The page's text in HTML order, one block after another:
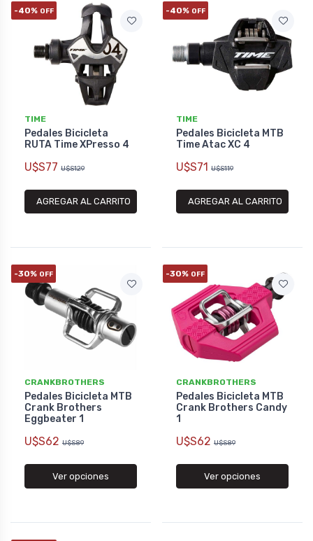
-40% OFF
TIME
Pedales Bicicleta
RUTA Time XPresso 4
U$S77 U$S129
AGREGAR AL CARRITO
-40% OFF
TIME
Pedales Bicicleta MTB
Time Atac XC 4
U$S71 U$S119
AGREGAR AL CARRITO
-30% OFF
CRANKBROTHERS
Pedales Bicicleta MTB
Crank Brothers
Eggbeater 1
U$S62 U$S89
Ver opciones
-30% OFF
CRANKBROTHERS
Pedales Bicicleta MTB
Crank Brothers Candy
1
U$S62 U$S89
Ver opciones